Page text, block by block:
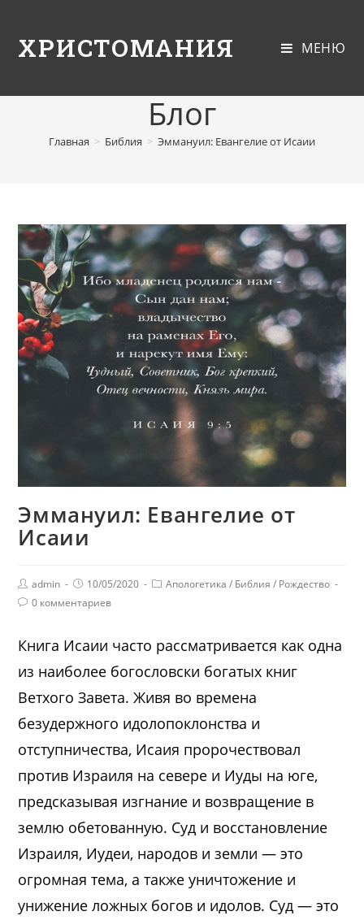
ХРИСТОМАНИЯ МЕНЮ
Блог
Главная > Библия > Эммануил: Евангелие от Исаии
Эммануил: Евангелие от
Исаии
admin 10/05/2020 Апологетика / Библия / Рождество
0 комментариев
Книга Исаии часто рассматривается как одна
из наиболее богословски богатых книг
Ветхого Завета. Живя во времена
безудержного идолопоклонства и
отступничества, Исаия пророчествовал
против Израиля на севере и Иуды на юге,
предсказывая изгнание и возвращение в
землю обетованную. Суд и восстановление
Израиля, Иудеи, народов и земли — это
огромная тема, а также уничтожение и
унижение ложных богов и идолов. Суд — это